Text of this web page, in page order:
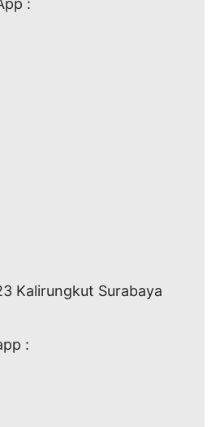
:
Kalirungkut Surabaya
: